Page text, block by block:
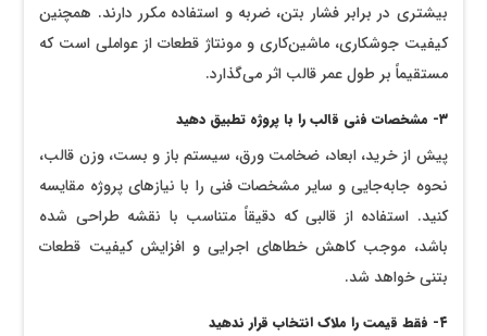
بیشتری در برابر فشار بتن، ضربه و استفاده مکرر دارند. همچنین
کیفیت جوشکاری، ماشین‌کاری و مونتاژ قطعات از عواملی است که
مستقیماً بر طول عمر قالب اثر می‌گذارد.
۳- مشخصات فنی قالب را با پروژه تطبیق دهید
پیش از خرید، ابعاد، ضخامت ورق، سیستم باز و بست، وزن قالب،
نحوه جابه‌جایی و سایر مشخصات فنی را با نیازهای پروژه مقایسه
کنید. استفاده از قالبی که دقیقاً متناسب با نقشه طراحی شده
باشد، موجب کاهش خطاهای اجرایی و افزایش کیفیت قطعات
بتنی خواهد شد.
۴- فقط قیمت را ملاک انتخاب قرار ندهید